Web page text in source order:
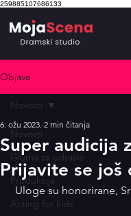
259885107686133
Objava
Novosti
Gluma za odrasle
Produkcije
Acting for kids
Novosti
Super audicija
Prijavite se još
6. ožu 2023. 2 min čitanja
Uloge su honorirane,